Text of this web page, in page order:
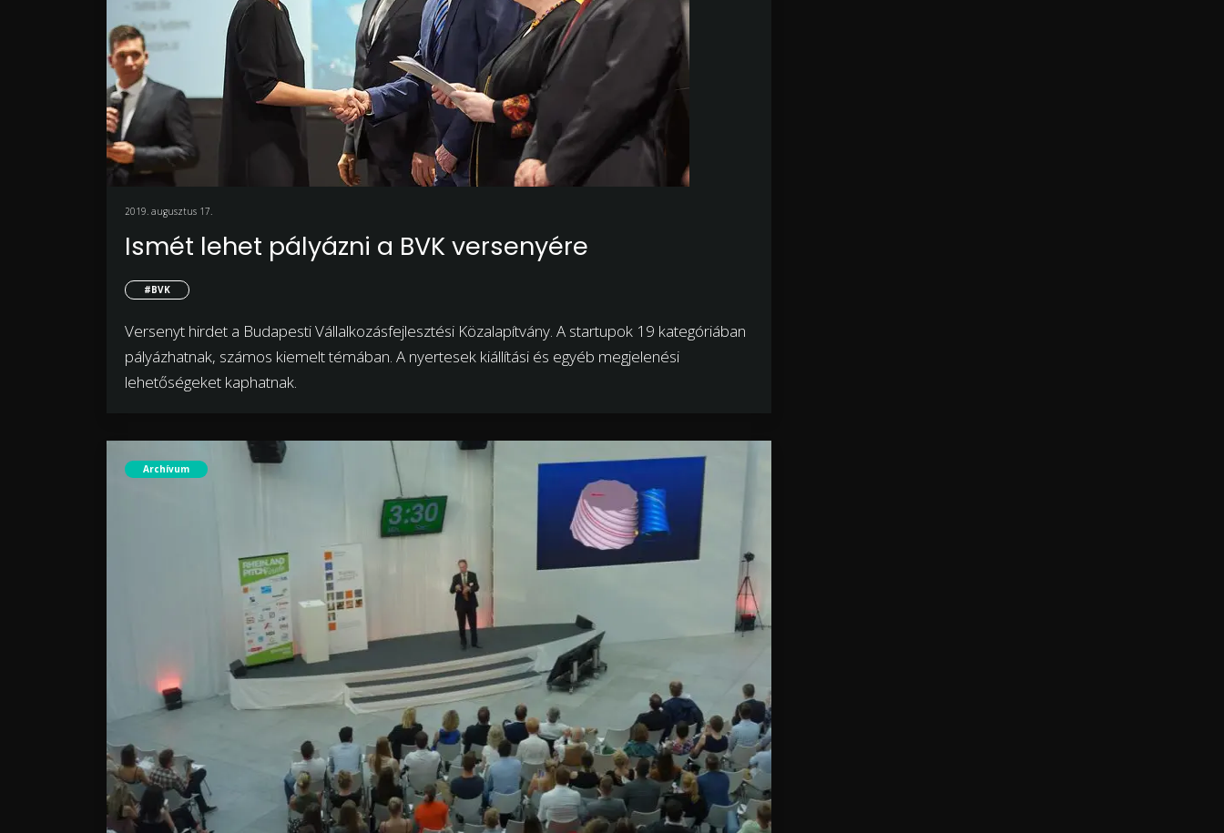
2019. augusztus 17.
Ismét lehet pályázni a BVK versenyére
#BVK
Versenyt hirdet a Budapesti Vállalkozásfejlesztési Közalapítvány. A startupok 19 kategóriában
pályázhatnak, számos kiemelt témában. A nyertesek kiállítási és egyéb megjelenési
lehetőségeket kaphatnak.
Archívum